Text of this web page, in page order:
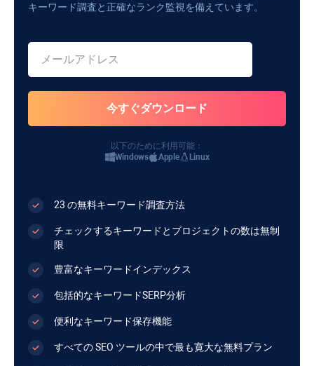
キーワード調査と正確なランク監視を備えています。
以下のために利用可能：
Windows
Apple Linux
23 の無料キーワード調査方法
チェックするキーワードとプロジェクトの数は無制
限
豊富なキーワードインデックス
包括的なキーワードSERP分析
便利なキーワード保存機能
すべての SEO ツールの中で最も寛大な無料プラン